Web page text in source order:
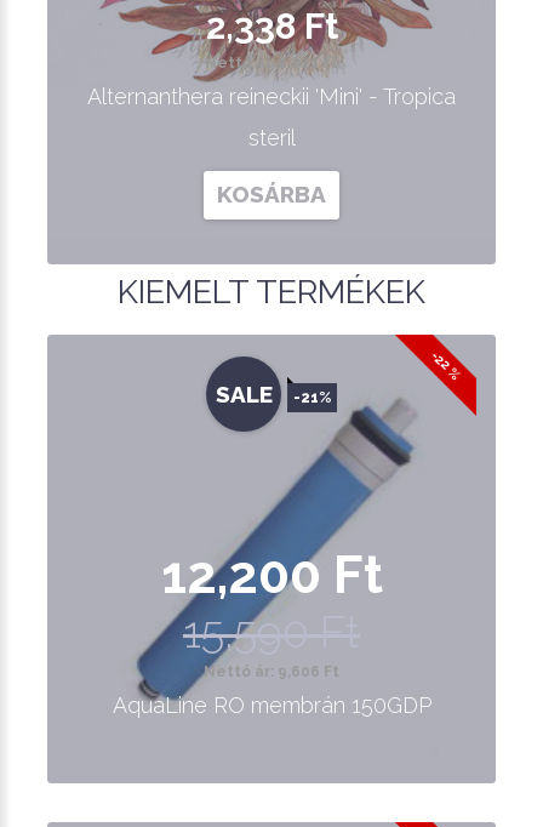
2,338 Ft
Nettó ár: 1,841 Ft
Alternanthera reineckii 'Mini' - Tropica
steril
KOSÁRBA
KIEMELT TERMÉKEK
-22 %
SALE -21%
12,200 Ft
15,590 Ft
Nettó ár: 9,606 Ft
AquaLine RO membrán 150GDP